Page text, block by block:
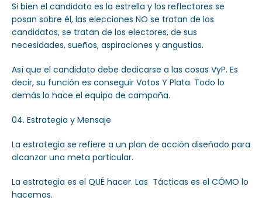
Si bien el candidato es la estrella y los reflectores se
posan sobre él, las elecciones NO se tratan de los
candidatos, se tratan de los electores, de sus
necesidades, sueños, aspiraciones y angustias.
Así que el candidato debe dedicarse a las cosas VyP. Es
decir, su función es conseguir Votos Y Plata. Todo lo
demás lo hace el equipo de campaña.
Estrategia y Mensaje
La estrategia se refiere a un plan de acción diseñado para
alcanzar una meta particular.
La estrategia es el QUÉ hacer. Las Tácticas es el CÓMO lo
hacemos.